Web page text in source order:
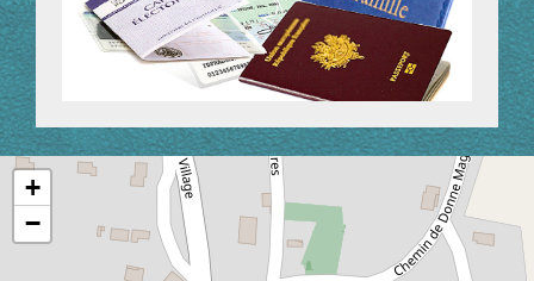
+
−